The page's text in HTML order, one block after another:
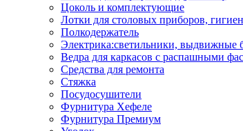
Цоколь и комплектующие
Лотки для столовых приборов,
Полкодержатель
Электрика:светильники, выдвижные
Ведра для каркасов с распашными
Средства для ремонта
Стяжка
Посудосушители
Фурнитура Хефеле
Фурнитура Премиум